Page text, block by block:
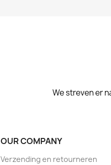
We streven er
OUR COMPANY
Verzending en retourneren